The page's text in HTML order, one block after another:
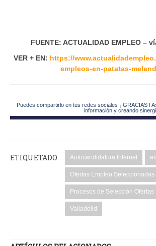
FUENTE: ACTUALIDAD EMPLEO –
VER + EN: https://
empleos-en-patatas-
Puedes compartirlo en tus redes sociales ¡ GRACIAS !
información y creando
ETIQUETADO Autocandidatura Internet
Ofertas Empleo Seleccionadas
Procesos de Selección Ofertas
Valladolid